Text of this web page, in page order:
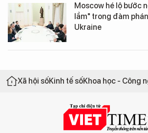
Moscow hé lộ bước
lầm" trong đàm
Ukraine
Xã hội sốKinh tế sốKhoa học - Công